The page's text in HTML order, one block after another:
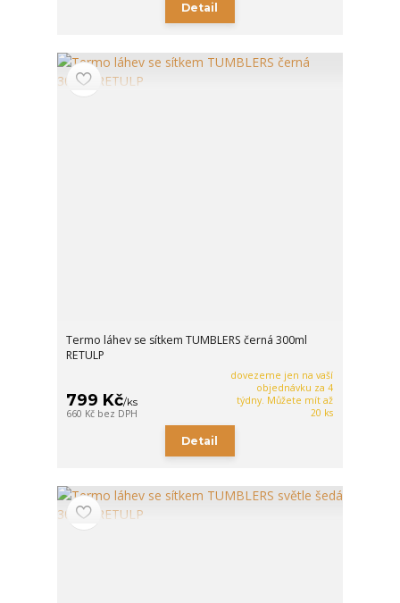
Detail
Termo láhev se sítkem TUMBLERS černá 300ml
RETULP
799 Kč/ks
660 Kč bez DPH
dovezeme jen na vaší
objednávku za 4
týdny. Můžete mít až
20 ks
Detail